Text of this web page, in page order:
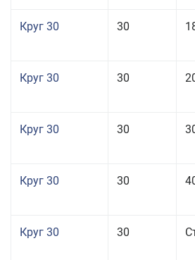
Круг 30 30
Круг 30 30
Круг 30 30
Круг 30 30
Круг 30 30